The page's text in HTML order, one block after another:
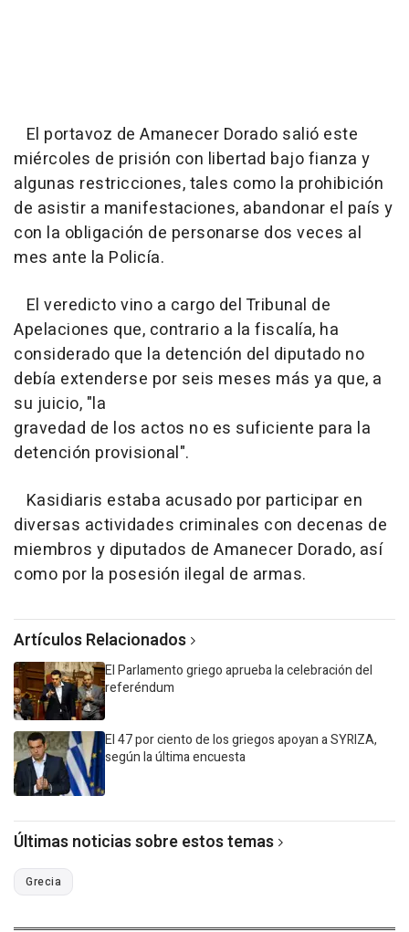
El portavoz de Amanecer Dorado salió este
miércoles de prisión con libertad bajo fianza y
algunas restricciones, tales como la prohibición
de asistir a manifestaciones, abandonar el país y
con la obligación de personarse dos veces al
mes ante la Policía.
El veredicto vino a cargo del Tribunal de
Apelaciones que, contrario a la fiscalía, ha
considerado que la detención del diputado no
debía extenderse por seis meses más ya que, a
su juicio, "la
gravedad de los actos no es suficiente para la
detención provisional".
Kasidiaris estaba acusado por participar en
diversas actividades criminales con decenas de
miembros y diputados de Amanecer Dorado, así
como por la posesión ilegal de armas.
Artículos Relacionados
El Parlamento griego aprueba la celebración del
referéndum
El 47 por ciento de los griegos apoyan a SYRIZA,
según la última encuesta
Últimas noticias sobre estos temas
Grecia